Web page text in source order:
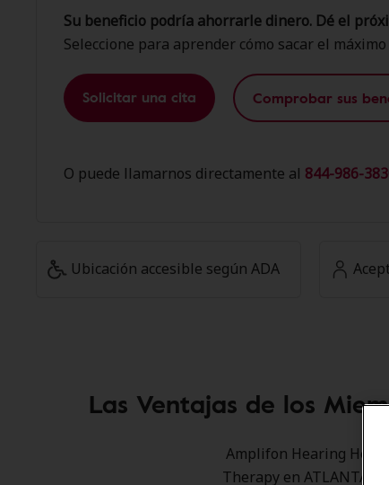
Su beneficio podría ahorrarle dinero. Dé el
Seleccione para aprender cómo sacar el
Solicitar una cita Comprobar sus
O puede llamarnos directamente al 844-986-
Ubicación accesible según ADA
Las Ventajas de los
Amplifon Hearing
Therapy en ATLANTA